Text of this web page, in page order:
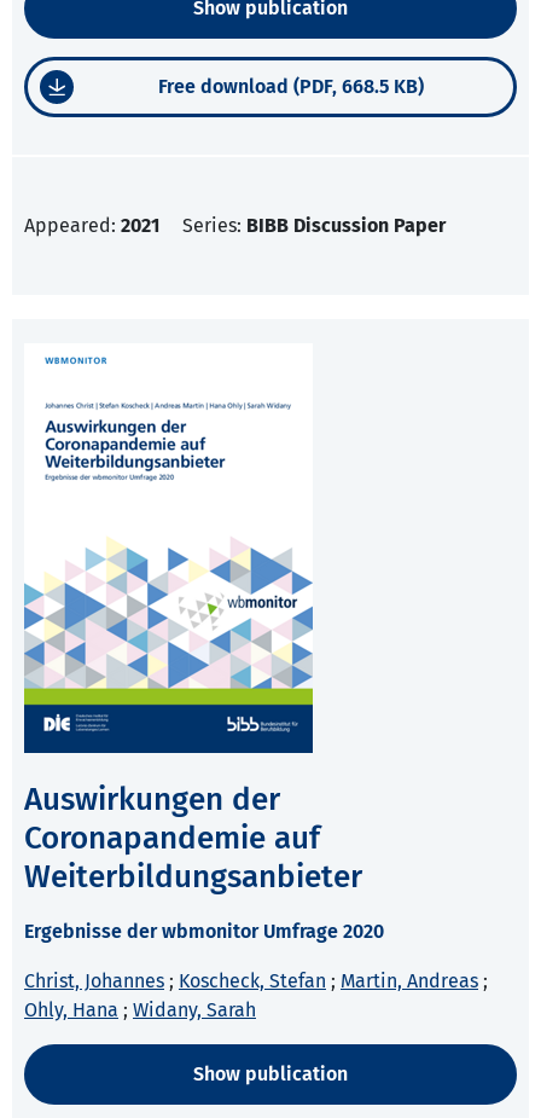
Show publication
Free download (PDF, 668.5 KB)
Appeared: 2021 Series: BIBB Discussion Paper
Auswirkungen der
Coronapandemie auf
Weiterbildungsanbieter
Ergebnisse der wbmonitor Umfrage 2020
Christ, Johannes ; Koscheck, Stefan ; Martin, Andreas ;
Ohly, Hana ; Widany, Sarah
Show publication